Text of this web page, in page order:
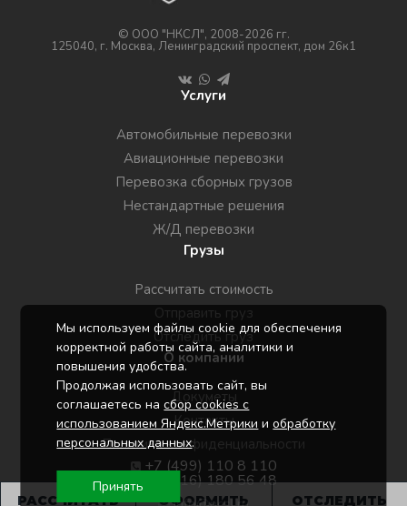
Мы используем файлы cookie для обеспечения
корректной работы сайта, аналитики и
повышения удобства.
Продолжая использовать сайт, вы
соглашаетесь насбор cookies с
использованием Яндекс.Метрики иобработку
персональных данных.
Принять
© ООО "НКСЛ", 2008-2026 гг.
125040, г. Москва, Ленинградский проспект, дом 26к1
Услуги
Автомобильные перевозки
Авиационные перевозки
Перевозка сборных грузов
Нестандартные решения
Ж/Д перевозки
Грузы
Рассчитать стоимость
Отправить груз
Отследить груз
О компании
Докуметы
Контакты
Политика конфиденциальности
+7 (499) 110 8 110
+7 (916) 180 56 48
РАССЧИТАТЬ ОФОРМИТЬ ОТСЛЕДИТЬ